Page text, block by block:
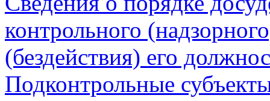
контрольного
(бездействия) его
Подконтрольные